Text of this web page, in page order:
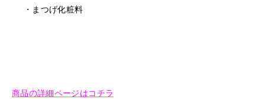
＜保存/保管/期限について＞
＜返品/交換について＞
・まつげ化粧料
商品の詳細ページはコチラ